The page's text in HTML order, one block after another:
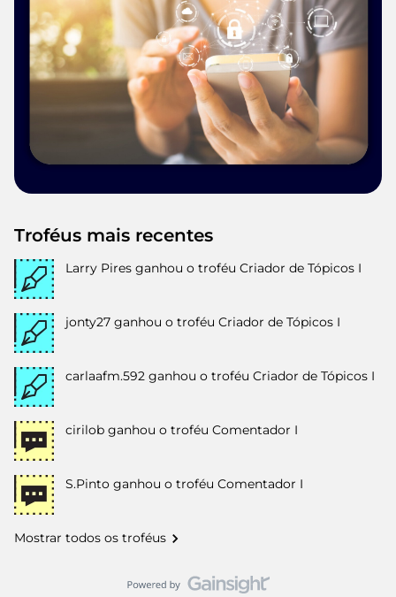
Troféus mais recentes
Larry Pires ganhou o troféu Criador de Tópicos I
jonty27 ganhou o troféu Criador de Tópicos I
carlaafm.592 ganhou o troféu Criador de Tópicos I
cirilob ganhou o troféu Comentador I
S.Pinto ganhou o troféu Comentador I
Mostrar todos os troféus